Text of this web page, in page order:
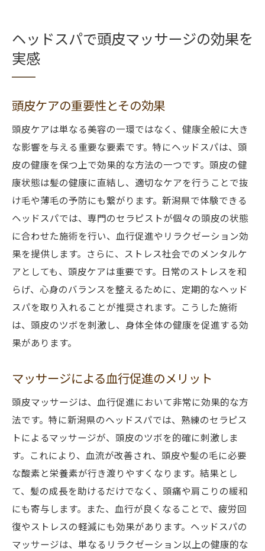
ヘッドスパで頭皮マッサージの効果を
実感
頭皮ケアの重要性とその効果
頭皮ケアは単なる美容の一環ではなく、健康全般に大き
な影響を与える重要な要素です。特にヘッドスパは、頭
皮の健康を保つ上で効果的な方法の一つです。頭皮の健
康状態は髪の健康に直結し、適切なケアを行うことで抜
け毛や薄毛の予防にも繋がります。新潟県で体験できる
ヘッドスパでは、専門のセラピストが個々の頭皮の状態
に合わせた施術を行い、血行促進やリラクゼーション効
果を提供します。さらに、ストレス社会でのメンタルケ
アとしても、頭皮ケアは重要です。日常のストレスを和
らげ、心身のバランスを整えるために、定期的なヘッド
スパを取り入れることが推奨されます。こうした施術
は、頭皮のツボを刺激し、身体全体の健康を促進する効
果があります。
マッサージによる血行促進のメリット
頭皮マッサージは、血行促進において非常に効果的な方
法です。特に新潟県のヘッドスパでは、熟練のセラピス
トによるマッサージが、頭皮のツボを的確に刺激しま
す。これにより、血流が改善され、頭皮や髪の毛に必要
な酸素と栄養素が行き渡りやすくなります。結果とし
て、髪の成長を助けるだけでなく、頭痛や肩こりの緩和
にも寄与します。また、血行が良くなることで、疲労回
復やストレスの軽減にも効果があります。ヘッドスパの
マッサージは、単なるリラクゼーション以上の健康的な